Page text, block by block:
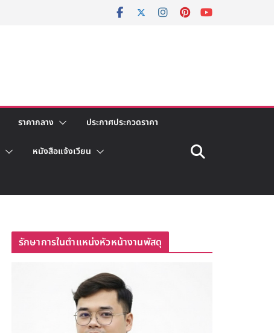
ราคากลาง ประกาศประกวดราคา
หนังสือแจ้งเวียน
รักษาการในตำแหน่งหัวหน้างานพัสดุ